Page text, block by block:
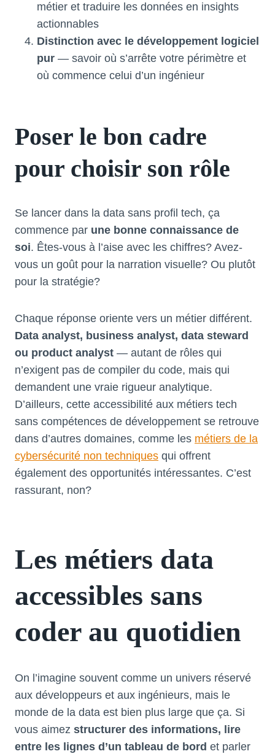
métier et traduire les données en insights
actionnables
Distinction avec le développement logiciel
pur — savoir où s’arrête votre périmètre et
où commence celui d’un ingénieur
Poser le bon cadre
pour choisir son rôle
Se lancer dans la data sans profil tech, ça
commence par une bonne connaissance de
soi. Êtes-vous à l’aise avec les chiffres? Avez-
vous un goût pour la narration visuelle? Ou plutôt
pour la stratégie?
Chaque réponse oriente vers un métier différent.
Data analyst, business analyst, data steward
ou product analyst — autant de rôles qui
n’exigent pas de compiler du code, mais qui
demandent une vraie rigueur analytique.
D’ailleurs, cette accessibilité aux métiers tech
sans compétences de développement se retrouve
dans d’autres domaines, comme les métiers de la
cybersécurité non techniques qui offrent
également des opportunités intéressantes. C’est
rassurant, non?
Les métiers data
accessibles sans
coder au quotidien
On l’imagine souvent comme un univers réservé
aux développeurs et aux ingénieurs, mais le
monde de la data est bien plus large que ça. Si
vous aimez structurer des informations, lire
entre les lignes d’un tableau de bord et parler